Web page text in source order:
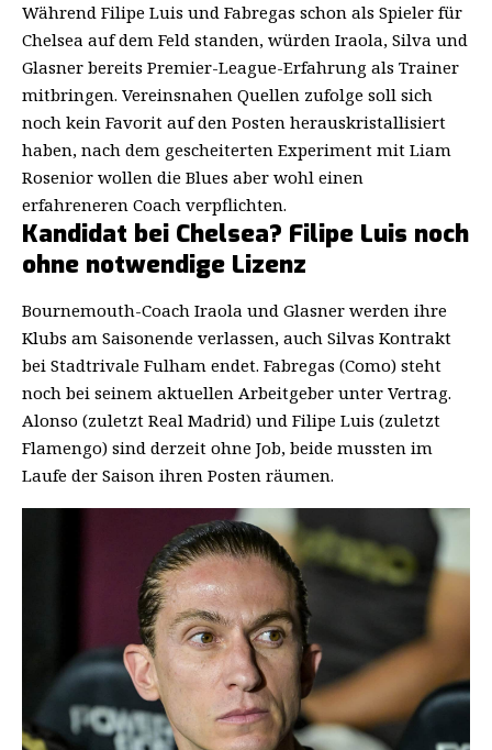
Während Filipe Luis und Fabregas schon als Spieler für
Chelsea auf dem Feld standen, würden Iraola, Silva und
Glasner bereits Premier-League-Erfahrung als Trainer
mitbringen. Vereinsnahen Quellen zufolge soll sich
noch kein Favorit auf den Posten herauskristallisiert
haben, nach dem gescheiterten Experiment mit Liam
Rosenior wollen die Blues aber wohl einen
erfahreneren Coach verpflichten.
Kandidat bei Chelsea? Filipe Luis noch
ohne notwendige Lizenz
Bournemouth-Coach Iraola und Glasner werden ihre
Klubs am Saisonende verlassen, auch Silvas Kontrakt
bei Stadtrivale Fulham endet. Fabregas (Como) steht
noch bei seinem aktuellen Arbeitgeber unter Vertrag.
Alonso (zuletzt Real Madrid) und Filipe Luis (zuletzt
Flamengo) sind derzeit ohne Job, beide mussten im
Laufe der Saison ihren Posten räumen.